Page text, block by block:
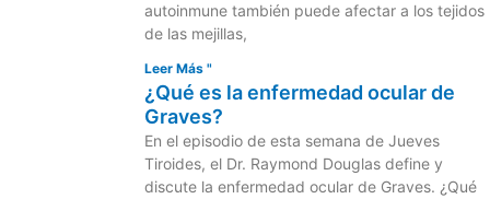
autoinmune también puede afectar a los tejidos
de las mejillas,
Leer Más "
¿Qué es la enfermedad ocular de
Graves?
En el episodio de esta semana de Jueves
Tiroides, el Dr. Raymond Douglas define y
discute la enfermedad ocular de Graves. ¿Qué